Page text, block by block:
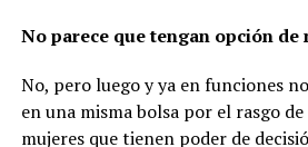
No parece que tengan opción
No, pero luego y ya en funciones
en una misma bolsa por el rasgo
mujeres que tienen poder de